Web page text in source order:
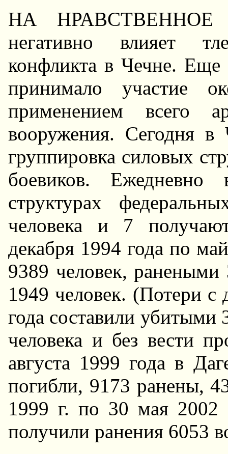
HА HРАВСТВЕHHОЕ
негативно влияет
конфликта в Чечне. Еще
принимало участие
применением всего
вооружения. Сегодня в
группировка силовых
боевиков.
структурах
человека и 7
декабря 1994 года по
9389 человек,
1949 человек. (Потери с
года составили
человека и без вести
августа 1999 года в
погибли, 9173 ранены,
1999 г. по 30 мая 2002
получили ранения 6053